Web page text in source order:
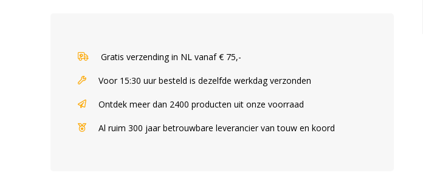
Gratis verzending in NL vanaf € 75,-
Voor 15:30 uur besteld is dezelfde werkdag verzonden
Ontdek meer dan 2400 producten uit onze voorraad
Al ruim 300 jaar betrouwbare leverancier van touw en koord